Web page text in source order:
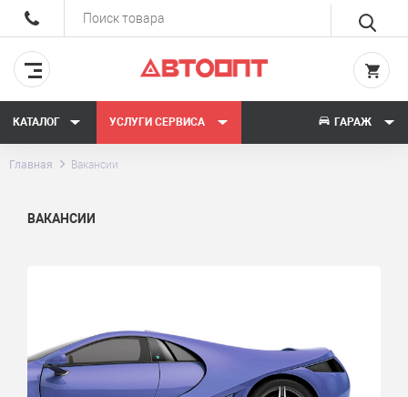
КАТАЛОГ УСЛУГИ СЕРВИСА ГАРАЖ
Главная Вакансии
ВАКАНСИИ